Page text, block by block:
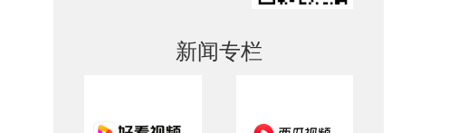
新闻专栏